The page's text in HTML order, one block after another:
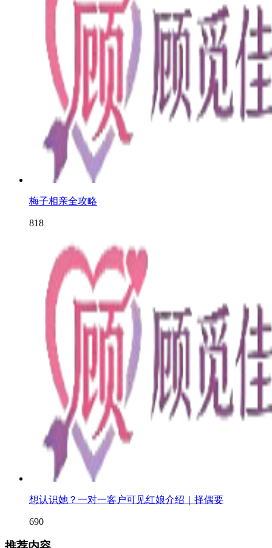
梅子相亲全攻略
818
想认识她？一对一客户可见红娘介绍｜择偶要
690